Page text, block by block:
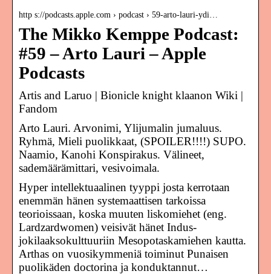
http s://podcasts.apple.com › podcast › 59-arto-lauri-ydi…
The Mikko Kemppe Podcast:
#59 – Arto Lauri – Apple
Podcasts
Artis and Laruo | Bionicle knight klaanon Wiki |
Fandom
Arto Lauri. Arvonimi, Ylijumalin jumaluus.
Ryhmä, Mieli puolikkaat, (SPOILER!!!!) SUPO.
Naamio, Kanohi Konspirakus. Välineet,
sademäärämittari, vesivoimala.
Hyper intellektuaalinen tyyppi josta kerrotaan
enemmän hänen systemaattisen tarkoissa
teorioissaan, koska muuten liskomiehet (eng.
Lardzardwomen) veisivät hänet Indus-
jokilaaksokulttuuriin Mesopotaskamiehen kautta.
Arthas on vuosikymmeniä toiminut Punaisen
puolikäden doctorina ja konduktannut…